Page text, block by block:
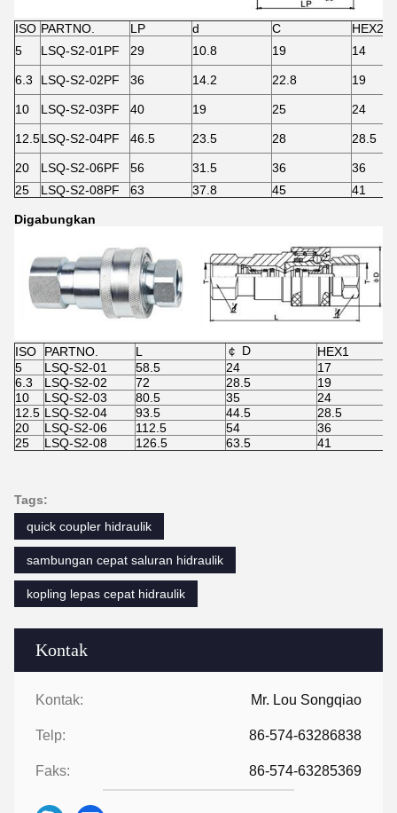
Kontak
Kontak: Mr. Lou Songqiao
Telp: 86-574-63286838
Faks: 86-574-63285369
ISO PARTNO. LP d C
HEX2
5
LSQ-S2-01PF 29 10.8 19 14
6.3 LSQ-S2-02PF 36 14.2 22.8 19
10 LSQ-S2-03PF 40 19 25 24
12.5LSQ-S2-04PF 46.5 23.5 28 28.5
20 LSQ-S2-06PF 56 31.5 36
36
25
LSQ-S2-08PF 63 37.8 45 41
Digabungkan
ISO PARTNO. L ￠ D
HEX1
5
LSQ-S2-01 58.5 24
17
6.3
LSQ-S2-02 72 28.5
19
10
LSQ-S2-03 80.5 35
24
12.5 LSQ-S2-04 93.5 44.5
28.5
20
LSQ-S2-06 112.5 54
36
25
LSQ-S2-08 126.5 63.5 41
Tags:
quick coupler hidraulik
sambungan cepat saluran hidraulik
kopling lepas cepat hidraulik